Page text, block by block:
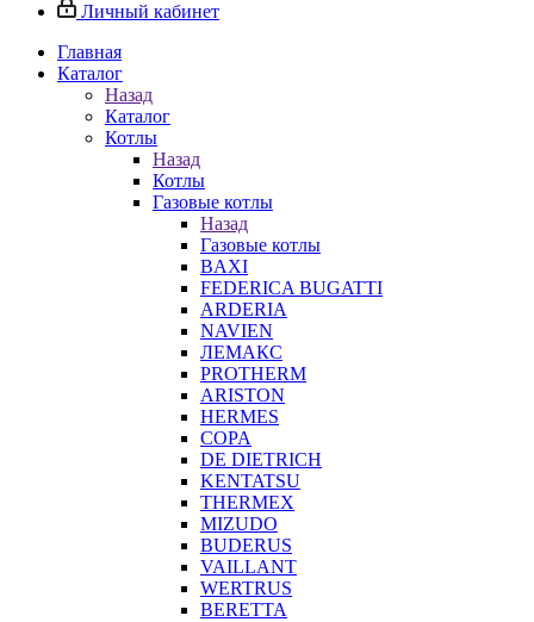
Личный кабинет
Главная
Каталог
Назад
Каталог
Котлы
Назад
Котлы
Газовые котлы
Назад
Газовые котлы
BAXI
FEDERICA BUGATTI
ARDERIA
NAVIEN
ЛЕМАКС
PROTHERM
ARISTON
HERMES
COPA
DE DIETRICH
KENTATSU
THERMEX
MIZUDO
BUDERUS
VAILLANT
WERTRUS
BERETTA